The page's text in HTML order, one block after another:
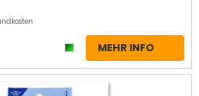
MEHR INFO